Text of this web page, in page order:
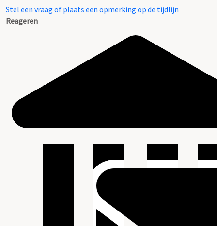
Stel een vraag of plaats een opmerking op de tijdlijn
Reageren